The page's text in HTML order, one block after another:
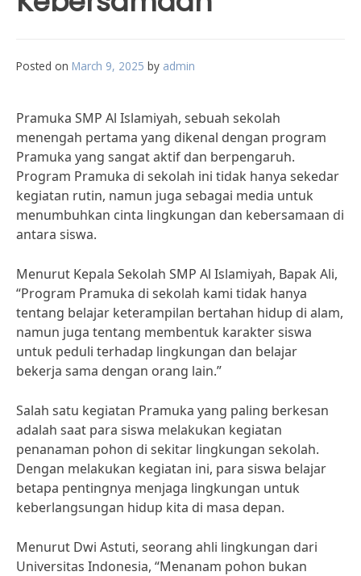
Posted on March 9, 2025 by admin
Pramuka SMP Al Islamiyah, sebuah sekolah
menengah pertama yang dikenal dengan program
Pramuka yang sangat aktif dan berpengaruh.
Program Pramuka di sekolah ini tidak hanya sekedar
kegiatan rutin, namun juga sebagai media untuk
menumbuhkan cinta lingkungan dan kebersamaan di
antara siswa.
Menurut Kepala Sekolah SMP Al Islamiyah, Bapak Ali,
“Program Pramuka di sekolah kami tidak hanya
tentang belajar keterampilan bertahan hidup di alam,
namun juga tentang membentuk karakter siswa
untuk peduli terhadap lingkungan dan belajar
bekerja sama dengan orang lain.”
Salah satu kegiatan Pramuka yang paling berkesan
adalah saat para siswa melakukan kegiatan
penanaman pohon di sekitar lingkungan sekolah.
Dengan melakukan kegiatan ini, para siswa belajar
betapa pentingnya menjaga lingkungan untuk
keberlangsungan hidup kita di masa depan.
Menurut Dwi Astuti, seorang ahli lingkungan dari
Universitas Indonesia, “Menanam pohon bukan